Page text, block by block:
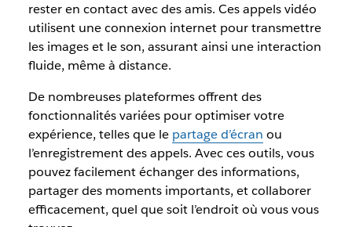
rester en contact avec des amis. Ces appels vidéo
utilisent une connexion internet pour transmettre
les images et le son, assurant ainsi une interaction
fluide, même à distance.
De nombreuses plateformes offrent des
fonctionnalités variées pour optimiser votre
expérience, telles que le partage d’écran ou
l’enregistrement des appels. Avec ces outils, vous
pouvez facilement échanger des informations,
partager des moments importants, et collaborer
efficacement, quel que soit l’endroit où vous vous